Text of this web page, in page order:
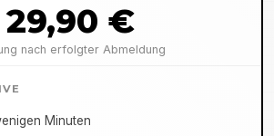
29,90 €
nach erfolgter Abmeldung
Minuten